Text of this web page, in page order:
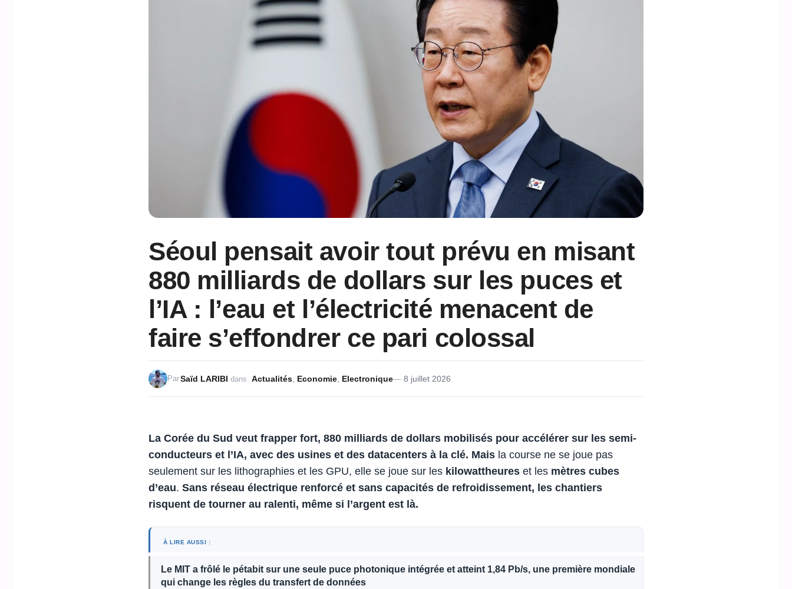
Séoul pensait avoir tout prévu en misant
880 milliards de dollars sur les puces et
l’IA : l’eau et l’électricité menacent de
faire s’effondrer ce pari colossal
8 juillet 2026
ParSaïd LARIBI dans Actualités Economie Electronique
La Corée du Sud veut frapper fort, 880 milliards de dollars mobilisés pour accélérer sur les semi-
conducteurs et l’IA, avec des usines et des datacenters à la clé. Mais la course ne se joue pas
seulement sur les lithographies et les GPU, elle se joue sur les kilowattheures et les mètres cubes
d’eau. Sans réseau électrique renforcé et sans capacités de refroidissement, les chantiers
risquent de tourner au ralenti, même si l’argent est là.
À LIRE AUSSI :
Le MIT a frôlé le pétabit sur une seule puce photonique intégrée et atteint 1,84 Pb/s, une première mondiale
qui change les règles du transfert de données